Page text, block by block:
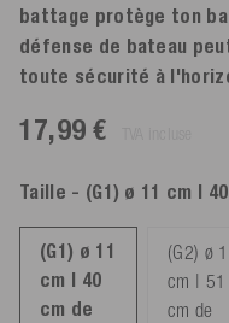
battage protège ton
défense de bateau
toute sécurité à
17,99 €
Taille - (G1) ø 11 cm |
(G1) ø 11
cm | 40
cm de
(G2) ø
cm | 51
cm de